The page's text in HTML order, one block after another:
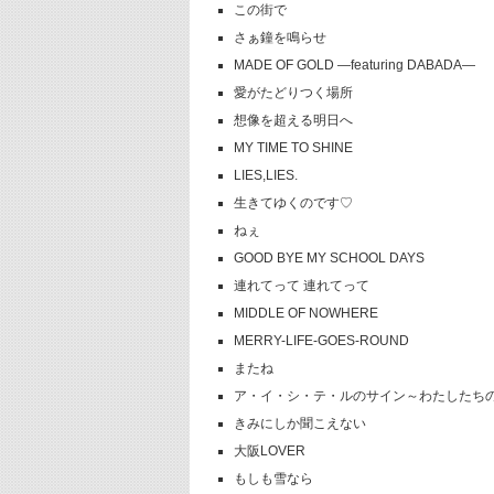
この街で
さぁ鐘を鳴らせ
MADE OF GOLD ―featuring DABADA―
愛がたどりつく場所
想像を超える明日へ
MY TIME TO SHINE
LIES,LIES.
生きてゆくのです♡
ねぇ
GOOD BYE MY SCHOOL DAYS
連れてって 連れてって
MIDDLE OF NOWHERE
MERRY-LIFE-GOES-ROUND
またね
ア・イ・シ・テ・ルのサイン～わたしたち
きみにしか聞こえない
大阪LOVER
もしも雪なら